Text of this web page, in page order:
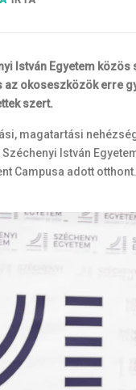
István Egyetem
okoseszközök erre
szert.
magatartási
István
Campusa adott